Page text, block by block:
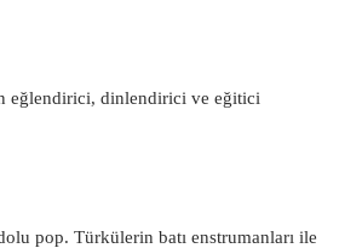
eğlendirici, dinlendirici ve eğitici
pop. Türkülerin batı enstrumanları ile